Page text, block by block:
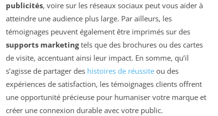
publicités, voire sur les réseaux sociaux peut vous aider à
atteindre une audience plus large. Par ailleurs, les
témoignages peuvent également être imprimés sur des
supports marketingtels que des brochures ou des cartes
de visite, accentuant ainsi leur impact. En somme, qu’il
s’agisse de partager des histoires de réussite ou des
expériences de satisfaction, les témoignages clients offrent
une opportunité précieuse pour humaniser votre marque et
créer une connexion durable avec votre public.